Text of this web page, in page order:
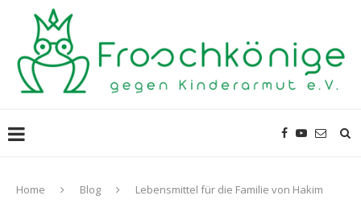
Home Blog Lebensmittel für die Familie von Hakim